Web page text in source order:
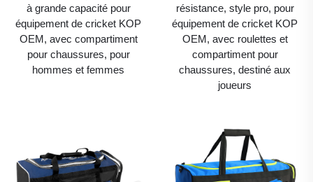
à grande capacité pour
équipement de cricket KOP
OEM, avec compartiment
pour chaussures, pour
hommes et femmes
résistance, style pro, pour
équipement de cricket KOP
OEM, avec roulettes et
compartiment pour
chaussures, destiné aux
joueurs